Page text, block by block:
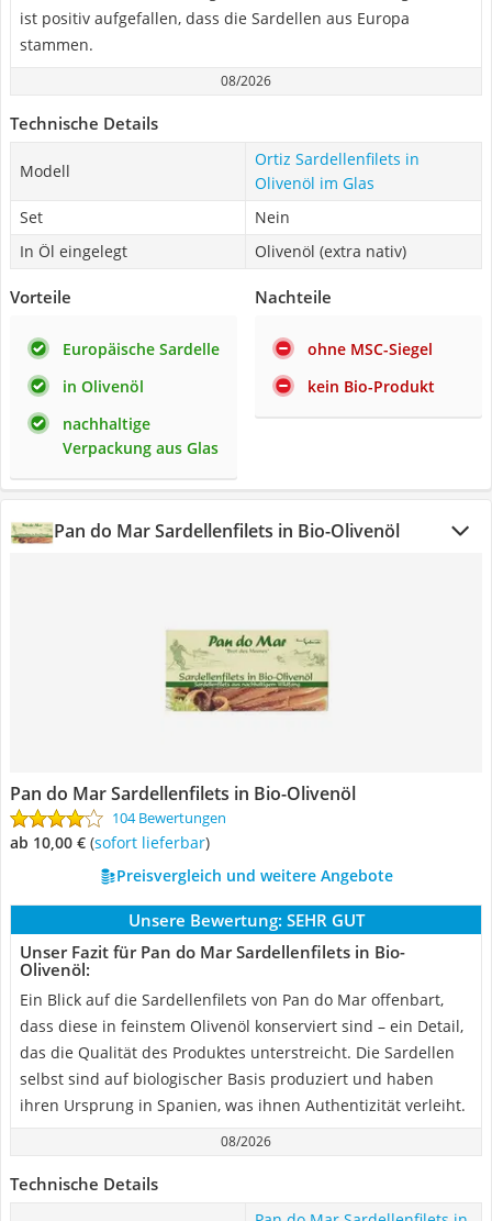
ist positiv aufgefallen, dass die Sardellen aus Europa
stammen.
08/2026
Technische Details
Modell
Ortiz Sardellenfilets in
Olivenöl im Glas
Set
Nein
In Öl eingelegt
Olivenöl (extra nativ)
Vorteile
Europäische Sardelle
in Olivenöl
nachhaltige
Verpackung aus Glas
Nachteile
ohne MSC-Siegel
kein Bio-Produkt
Pan do Mar Sardellenfilets in Bio-Olivenöl
Pan do Mar Sardellenfilets in Bio-Olivenöl
104 Bewertungen
ab 10,00 € ( Sofort lieferbar)
Preisvergleich und weitere Angebote
Unsere Bewertung: SEHR GUT
Unser Fazit für Pan do Mar Sardellenfilets in Bio-
Olivenöl:
Ein Blick auf die Sardellenfilets von Pan do Mar offenbart,
dass diese in feinstem Olivenöl konserviert sind – ein Detail,
das die Qualität des Produktes unterstreicht. Die Sardellen
selbst sind auf biologischer Basis produziert und haben
ihren Ursprung in Spanien, was ihnen Authentizität verleiht.
08/2026
Technische Details